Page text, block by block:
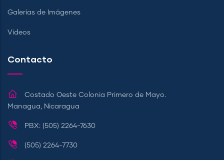
Galerías de Imágenes
Videos
Contacto
Costado Oeste Colonia Primero de Mayo.
Managua, Nicaragua
PBX: (505) 2264-7630
(505) 2264-7730